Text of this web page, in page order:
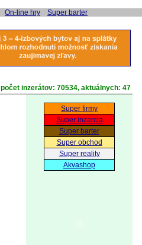
On-line hry Super barter
počet inzerátov: 70534, aktuálnych: 47
Super firmy
Super inzercia
Super barter
Super obchod
Super reality
Akvashop